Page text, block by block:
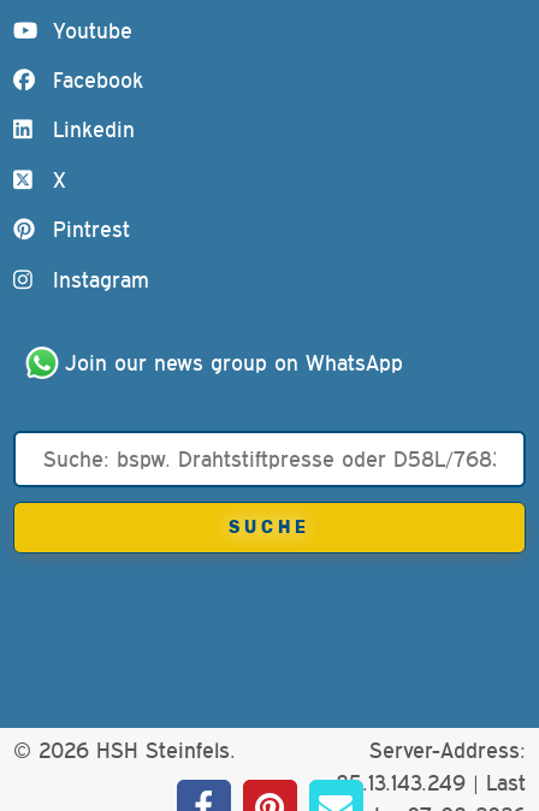
Youtube
Facebook
Linkedin
X
Pintrest
Instagram
Join our news group on WhatsApp
© 2026 HSH Steinfels.
Server-Address:
85.13.143.249 | Last